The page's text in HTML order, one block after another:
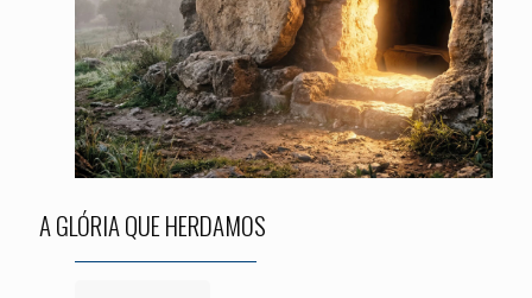
A GLÓRIA QUE HERDAMOS